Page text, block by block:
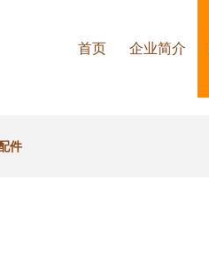
首页 企业简介
件